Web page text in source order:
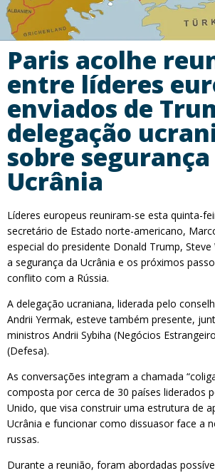
Paris acolhe
entre líderes
enviados de
delegação
sobre
Ucrânia
Líderes europeus reuniram-se esta quinta-
secretário de Estado norte-americano,
especial do presidente Donald Trump,
a segurança da Ucrânia e os próximos
conflito com a Rússia.
A delegação ucraniana, liderada pelo
Andrii Yermak, esteve também presente,
ministros Andrii Sybiha (Negócios
(Defesa).
As conversações integram a chamada
composta por cerca de 30 países liderados
Unido, que visa construir uma estrutura de
Ucrânia e funcionar como dissuasor face a
russas.
Durante a reunião, foram abordadas